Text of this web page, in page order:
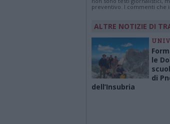
preventivo. I commenti che
ALTRE NOTIZIE DI
le
di
dell’Insubria